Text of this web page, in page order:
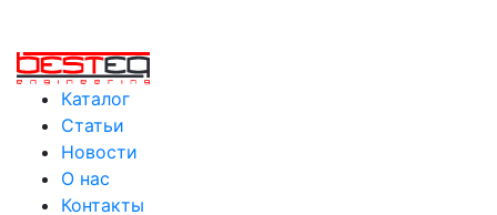
Каталог
Статьи
Новости
О нас
Контакты